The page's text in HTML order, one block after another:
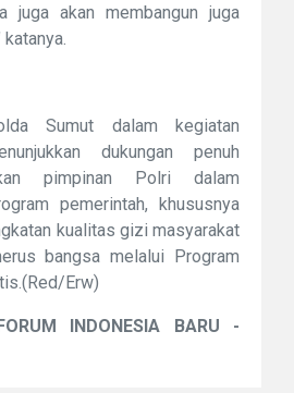
juga akan membangun juga
Sumut dalam kegiatan
dukungan penuh
pimpinan Polri dalam
pemerintah, khususnya
kualitas gizi masyarakat
bangsa melalui Program
Erw)
INDONESIA BARU -